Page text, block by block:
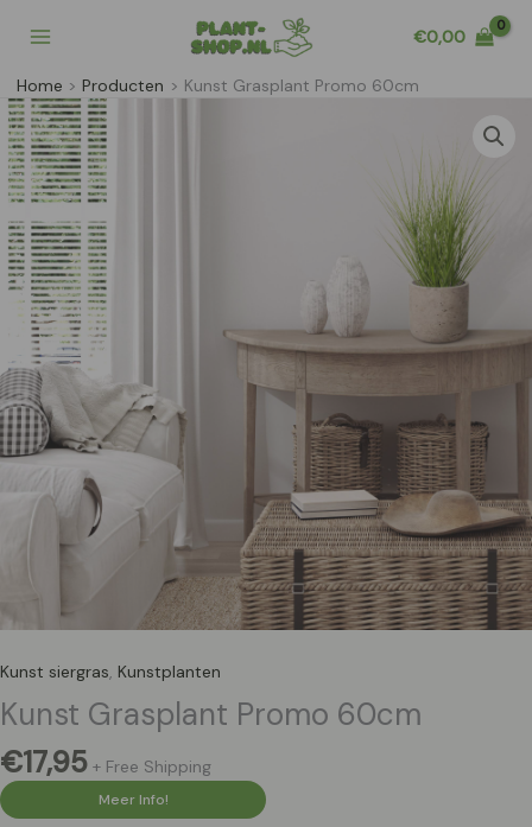
naar
inhoud
€0,00
Home Producten Kunst Grasplant Promo 60cm
Kunst siergras, Kunstplanten
Kunst Grasplant Promo 60cm
€17,95 + Free Shipping
Meer Info!